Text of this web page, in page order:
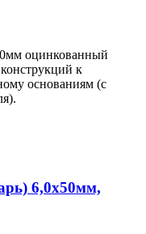
оцинкованный
к
основаниям (с
6,0х50мм,